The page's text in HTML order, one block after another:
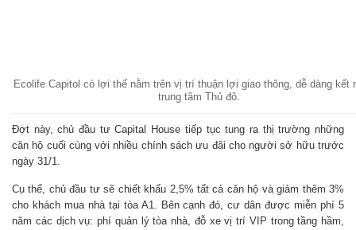
Ecolife Capitol có lợi thế nằm trên vị trí thuận lợi giao thông, dễ dàng kết
trung tâm Thủ đô.
Đợt này, chủ đầu tư Capital House tiếp tục tung ra thị trường những
căn hộ cuối cùng với nhiều chính sách ưu đãi cho người sở hữu trước
ngày 31/1.
Cụ thể, chủ đầu tư sẽ chiết khấu 2,5% tất cả căn hộ và giảm thêm 3%
cho khách mua nhà tại tòa A1. Bên cạnh đó, cư dân được miễn phí 5
năm các dịch vụ: phí quản lý tòa nhà, đỗ xe vị trí VIP trong tầng hầm,